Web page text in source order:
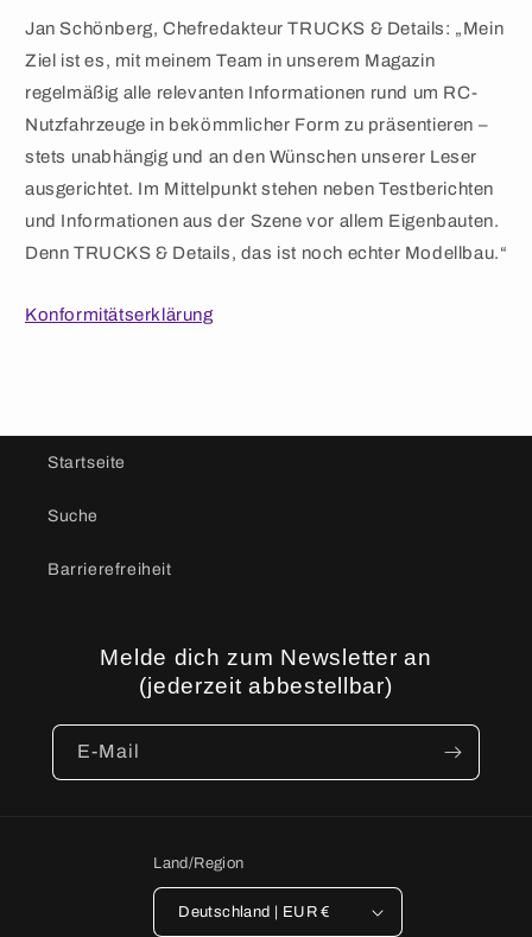
Jan Schönberg, Chefredakteur TRUCKS & Details: „Mein
Ziel ist es, mit meinem Team in unserem Magazin
regelmäßig alle relevanten Informationen rund um RC-
Nutzfahrzeuge in bekömmlicher Form zu präsentieren –
stets unabhängig und an den Wünschen unserer Leser
ausgerichtet. Im Mittelpunkt stehen neben Testberichten
und Informationen aus der Szene vor allem Eigenbauten.
Denn TRUCKS & Details, das ist noch echter Modellbau.“
Konformitätserklärung
Startseite
Suche
Barrierefreiheit
Melde dich zum Newsletter an
(jederzeit abbestellbar)
E-Mail
Land/Region
Deutschland | EUR €